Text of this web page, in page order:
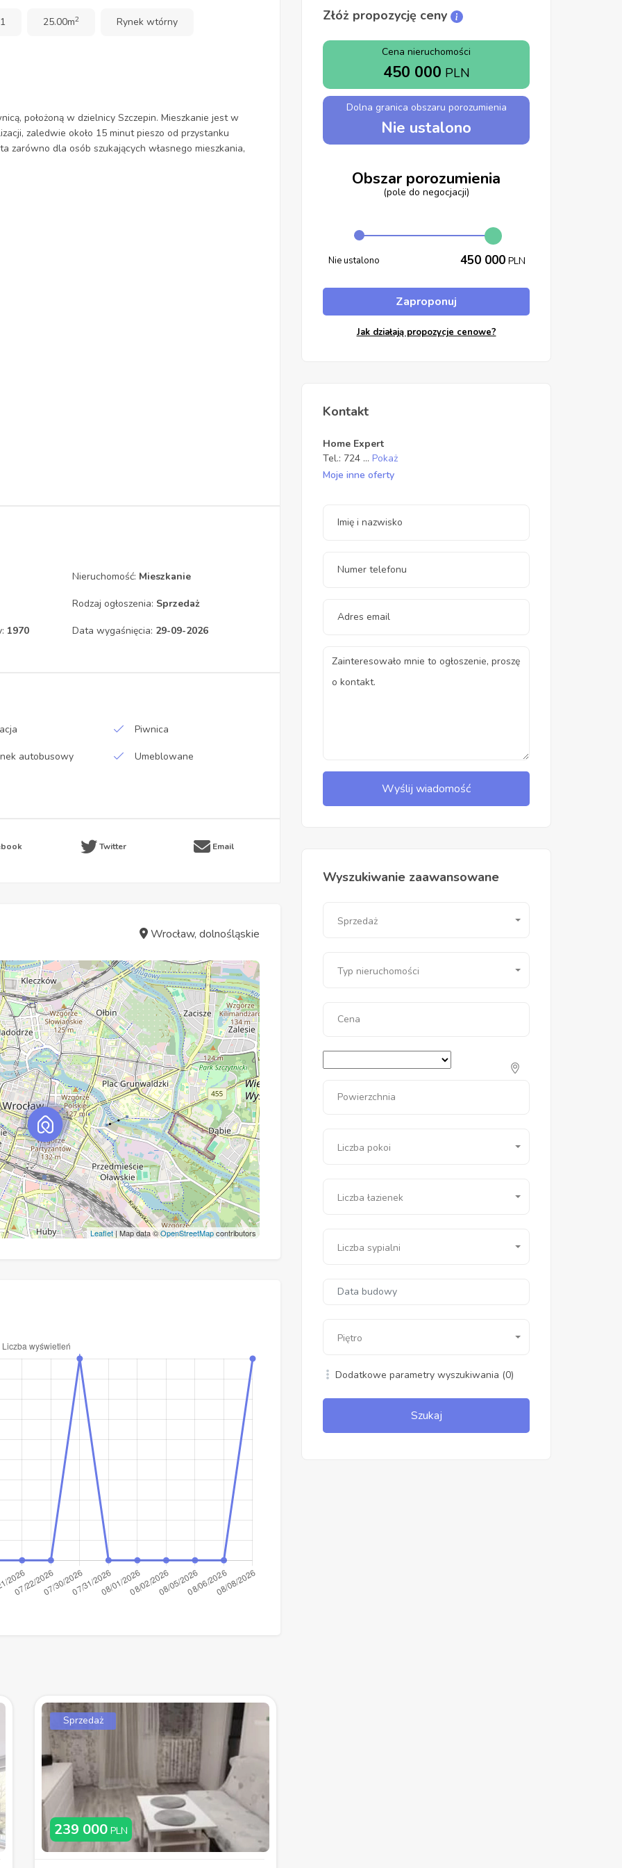
25.00m2 Rynek wtórny
położoną w dzielnicy Szczepin. Mieszkanie jest w
zaledwie około 15 minut pieszo od przystanku
zarówno dla osób szukających własnego mieszkania,
1970
Nieruchomość: Mieszkanie
Rodzaj ogłoszenia: Sprzedaż
Data wygaśnięcia: 29-09-2026
Piwnica
autobusowy Umeblowane
Twitter Email
Wrocław, dolnośląskie
Leaflet | Map data ©OpenStreetMapcontributors
Złóż propozycję ceny
Cena nieruchomości
450 000 PLN
Dolna granica obszaru porozumienia
Nie ustalono
Obszar porozumienia
(pole do negocjacji)
Nie ustalono 450 000 PLN
Zaproponuj
Jak działają propozycje cenowe?
Kontakt
Home Expert
Tel.: 724 ... Pokaż
Moje inne oferty
Wyślij wiadomość
Wyszukiwanie zaawansowane
Sprzedaż
Typ nieruchomości
Cena
Powierzchnia
Liczba pokoi
Liczba łazienek
Liczba sypialni
Piętro
Dodatkowe parametry wyszukiwania (0)
Szukaj
Sprzedaż
239 000 PLN